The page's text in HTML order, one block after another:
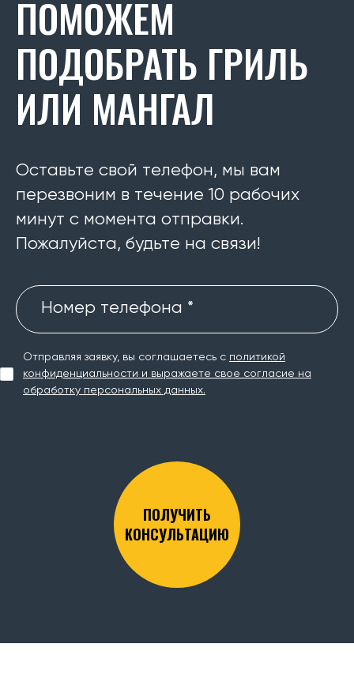
ПОМОЖЕМ
ПОДОБРАТЬ ГРИЛЬ
ИЛИ МАНГАЛ
Оставьте свой телефон, мы вам
перезвоним в течение 10 рабочих
минут с момента отправки.
Пожалуйста, будьте на связи!
Номер телефона *
Отправляя заявку, вы соглашаетесь с политикой
конфиденциальности и выражаете свое согласие на
обработку персональных данных.
ПОЛУЧИТЬ
КОНСУЛЬТАЦИЮ